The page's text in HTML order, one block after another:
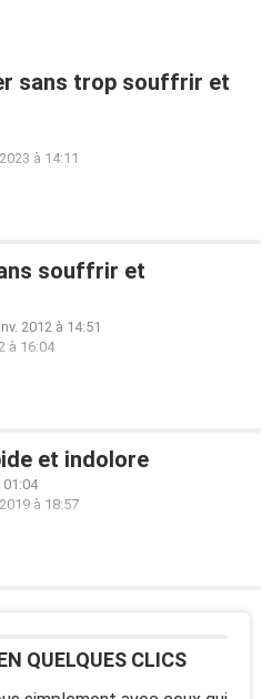
sans trop souffrir et
à 14:11
souffrir et
2012 à 14:51
à 16:04
et indolore
01:04
à 18:57
QUELQUES CLICS